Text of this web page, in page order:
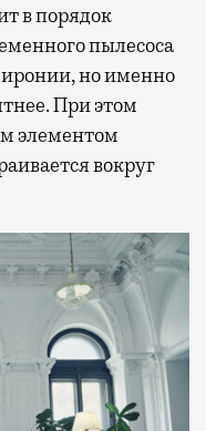
в порядок
пылесоса
иронии, но именно
При этом
элементом
вокруг